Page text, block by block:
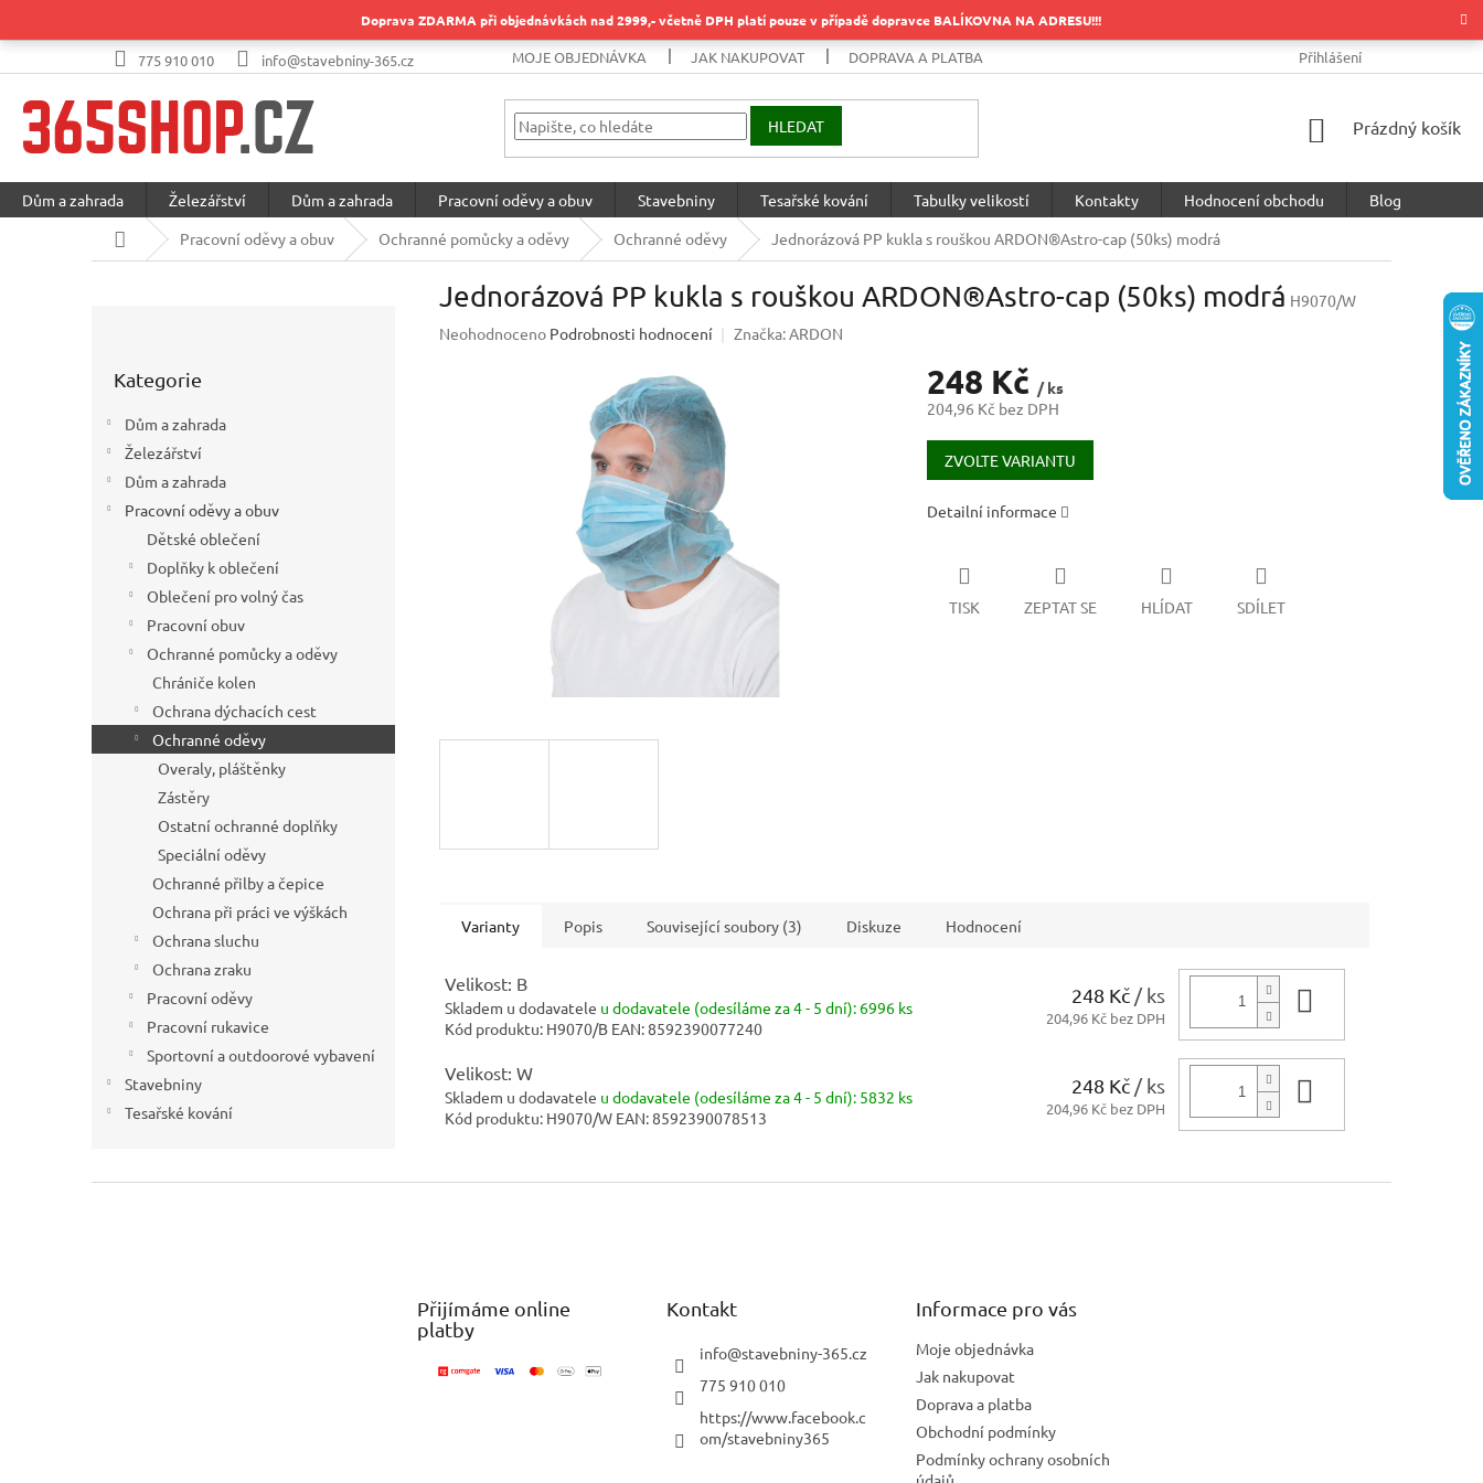
Doprava ZDARMA při objednávkách nad 2999,- včetně DPH platí pouze v případě dopravce BALÍKOVNA NA ADRESU!!!
775 910 010 info@stavebniny-365.cz MOJE OBJEDNÁVKA JAK NAKUPOVAT DOPRAVA A PLATBA PODMÍNKY OCHRANY OSOBNÍCH
Přihlášení
HLEDAT
NÁKUPNÍ
Prázdný košík
Dům a zahrada Železářství Dům a zahrada Pracovní oděvy a obuv Stavebniny Tesařské kování Tabulky velikostí Kontakty Hodnocení obchodu
Blog
Domů
Pracovní oděvy a obuv Ochranné pomůcky a oděvy Ochranné oděvy Jednorázová PP kukla s rouškou ARDON®Astro-cap (50ks) modrá
kategorie
Kategorie
Dům a zahrada
Železářství
Dům a zahrada
Pracovní oděvy a obuv
Dětské oblečení
Doplňky k oblečení
Oblečení pro volný čas
Pracovní obuv
Ochranné pomůcky a oděvy
Chrániče kolen
Ochrana dýchacích cest
Ochranné oděvy
Overaly, pláštěnky
Zástěry
Ostatní ochranné doplňky
Speciální oděvy
Ochranné přilby a čepice
Ochrana při práci ve výškách
Ochrana sluchu
Ochrana zraku
Pracovní oděvy
Pracovní rukavice
Sportovní a outdoorové vybavení
Stavebniny
Tesařské kování
Jednorázová PP kukla s rouškou ARDON®Astro-cap (50ks) modrá H9070/W
Průměrné
Neohodnoceno Podrobnosti hodnocení Značka:ARDON
248 Kč / ks
204,96 Kč bez DPH
Měrná
cena:
ZVOLTE VARIANTU
Detailní informace
TISK ZEPTAT SE HLÍDAT SDÍLET
Varianty Popis Související soubory (3) Diskuze Hodnocení
Velikost: B
Skladem u dodavatele u dodavatele (odesíláme za 4 - 5 dní): 6996 ks
Kód produktu: H9070/B EAN:8592390077240
248 Kč / ks
204,96 Kč bez DPH
Velikost: W
Skladem u dodavatele u dodavatele (odesíláme za 4 - 5 dní): 5832 ks
Kód produktu: H9070/W EAN:8592390078513
248 Kč / ks
204,96 Kč bez DPH
Přijímáme online
platby
Kontakt
info@stavebniny-365.cz
775 910 010
https://www.facebook.c
om/stavebniny365
Informace pro vás
Moje objednávka
Jak nakupovat
Doprava a platba
Obchodní podmínky
Podmínky ochrany osobních